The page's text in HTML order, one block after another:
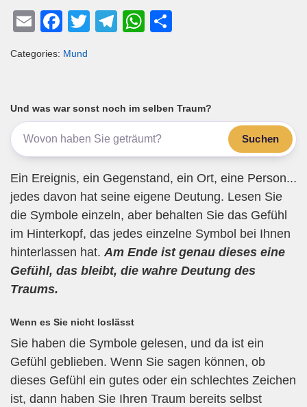
E
ail
F
c
b
o
o
k
T
T
a
m
W
A
p
p
Categories: Mund
Und was war sonst noch im selben Traum?
Suchen
Ein Ereignis, ein Gegenstand, ein Ort, eine Person...
jedes davon hat seine eigene Deutung. Lesen Sie
die Symbole einzeln, aber behalten Sie das Gefühl
im Hinterkopf, das jedes einzelne Symbol bei Ihnen
hinterlassen hat. Am Ende ist genau dieses eine
Gefühl, das bleibt, die wahre Deutung des
Traums.
Wenn es Sie nicht loslässt
Sie haben die Symbole gelesen, und da ist ein
Gefühl geblieben. Wenn Sie sagen können, ob
dieses Gefühl ein gutes oder ein schlechtes Zeichen
ist, dann haben Sie Ihren Traum bereits selbst